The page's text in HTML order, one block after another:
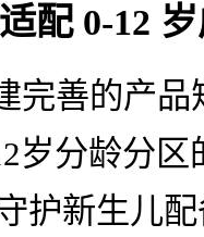
配 0-12
完善的产
岁分龄分
护新生儿